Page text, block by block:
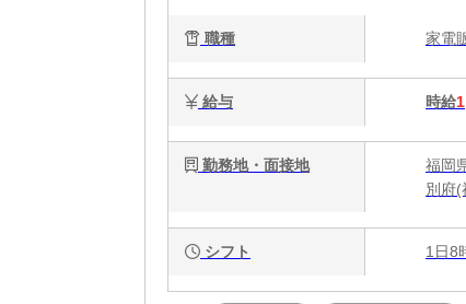
職種 家電
給与 時給
勤務地・面接地
福岡
別府(
シフト 1日8